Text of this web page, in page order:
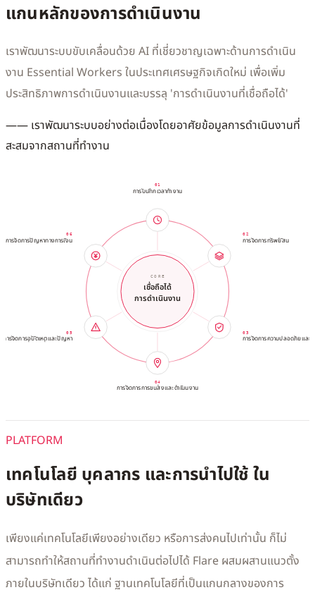
แกนหลักของการดำเนินงาน
เราพัฒนาระบบขับเคลื่อนด้วย AI ที่เชี่ยวชาญเฉพาะด้านการดำเนิน
งาน Essential Workers ในประเทศเศรษฐกิจเกิดใหม่ เพื่อเพิ่ม
ประสิทธิภาพการดำเนินงานและบรรลุ 'การดำเนินงานที่เชื่อถือได้'
—— เราพัฒนาระบบอย่างต่อเนื่องโดยอาศัยข้อมูลการดำเนินงานที่
สะสมจากสถานที่ทำงาน
CORE
เชื่อถือได้
การดำเนินงาน
01
การบันทึกเวลาทำงาน
02
การจัดการทรัพย์สิน
03
การจัดการความปลอดภัยแล
04
การจัดการการขนส่งและดำเนินงาน
05
การจัดการอุบัติเหตุและปัญหา
06
การจัดการปัญหาทางการเงิน
PLATFORM
เทคโนโลยี บุคลากร และการนำไปใช้ ใน
บริษัทเดียว
เพียงแค่เทคโนโลยีเพียงอย่างเดียว หรือการส่งคนไปเท่านั้น ก็ไม่
สามารถทำให้สถานที่ทำงานดำเนินต่อไปได้ Flare ผสมผสานแนวตั้ง
ภายในบริษัทเดียว ได้แก่ ฐานเทคโนโลยีที่เป็นแกนกลางของการ